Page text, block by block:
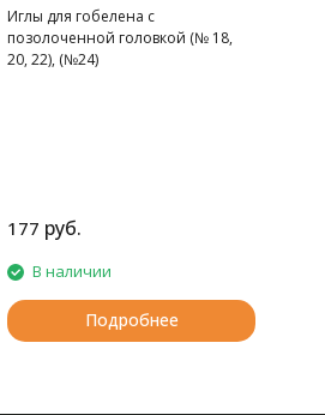
Иглы для гобелена с
позолоченной головкой (№ 18,
20, 22), (№24)
177 руб.
В наличии
Подробнее